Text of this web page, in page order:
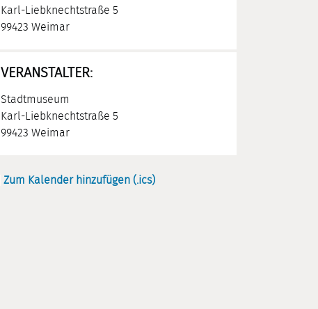
Karl-Liebknechtstraße 5
99423 Weimar
VERANSTALTER:
Stadtmuseum
Karl-Liebknechtstraße 5
99423 Weimar
Zum Kalender hinzufügen (.ics)